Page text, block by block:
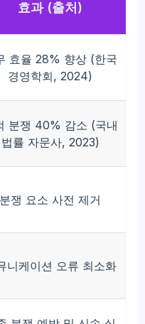
효과 (출처)
효율 28% 향상 (한국
경영학회, 2024)
분쟁 40% 감소 (국내
법률 자문사, 2023)
분쟁 요소 사전 제거
니케이션 오류 최소화